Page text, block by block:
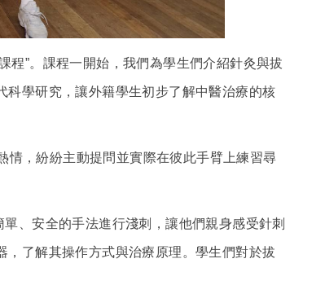
程”。課程一開始，我們為學生們介紹針灸與拔
學研究，讓外籍學生初步了解中醫治療的核
，紛紛主動提問並實際在彼此手臂上練習尋
、安全的手法進行淺刺，讓他們親身感受針刺
了解其操作方式與治療原理。學生們對於拔